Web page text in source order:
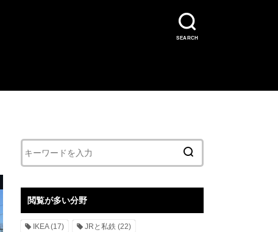
SEARCH
閲覧が多い分野
IKEA(17) JRと私鉄 (22)